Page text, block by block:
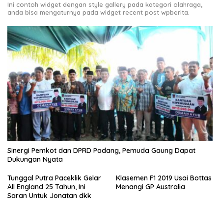
Ini contoh widget dengan style gallery pada kategori olahraga,
anda bisa mengaturnya pada widget recent post wpberita.
Sinergi Pemkot dan DPRD Padang, Pemuda Gaung Dapat
Dukungan Nyata
Tunggal Putra Paceklik Gelar
All England 25 Tahun, Ini
Saran Untuk Jonatan dkk
Klasemen F1 2019 Usai Bottas
Menangi GP Australia